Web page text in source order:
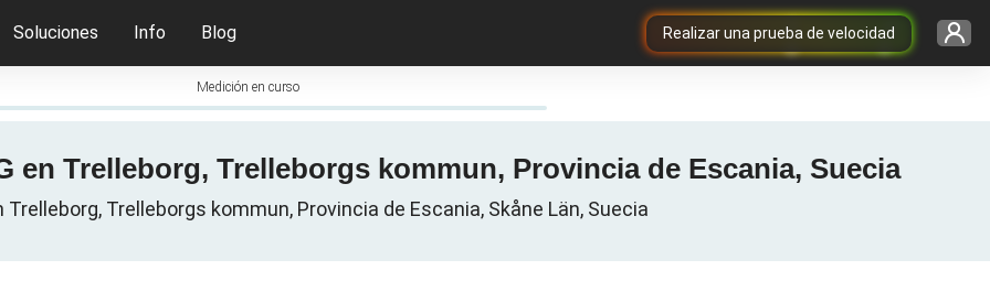
Realizar una prueba de velocidad
Soluciones Info Blog
Medición en curso
en Trelleborg, Trelleborgs kommun, Provincia de Escania, Suecia
Trelleborgs kommun, Provincia de Escania, Skåne Län, Suecia